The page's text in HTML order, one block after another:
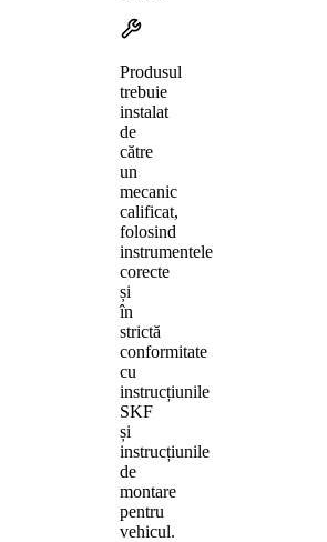
Produsul
trebuie
instalat
de
către
un
mecanic
calificat,
folosind
instrumentele
corecte
și
în
strictă
conformitate
cu
instrucțiunile
SKF
și
instrucțiunile
de
montare
pentru
vehicul.